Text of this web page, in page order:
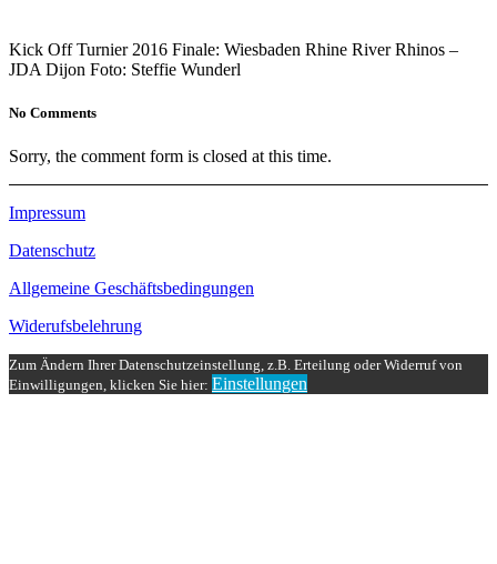
Kick Off Turnier 2016 Finale: Wiesbaden Rhine River Rhinos –
JDA Dijon Foto: Steffie Wunderl
No Comments
Sorry, the comment form is closed at this time.
Impressum
Datenschutz
Allgemeine Geschäftsbedingungen
Widerufsbelehrung
Zum Ändern Ihrer Datenschutzeinstellung, z.B. Erteilung oder Widerruf von
Einwilligungen, klicken Sie hier: Einstellungen